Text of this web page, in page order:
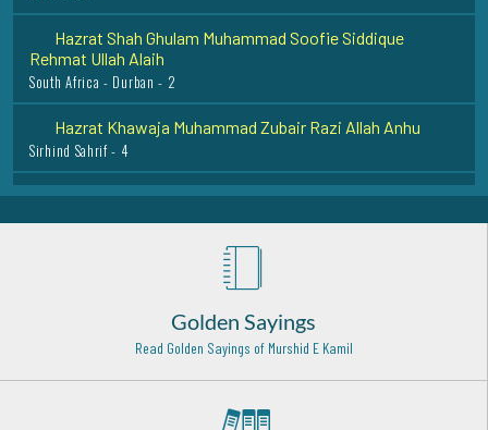
Rehmat Ullah Alaih
South Africa - Durban - 2
Sirhind Sahrif - 4
Hazrat Syed Shah Abdul Qadir Husaini Rehmat Ullah Alaih
Hazrat Khawaja Abul Hassan Kharqani Razi Allah Anhu
Hazrat Imam Malik Rehmat ullah alaih
Madinah Munawarah - 7
Golden Sayings
Read Golden Sayings of Murshid E Kamil